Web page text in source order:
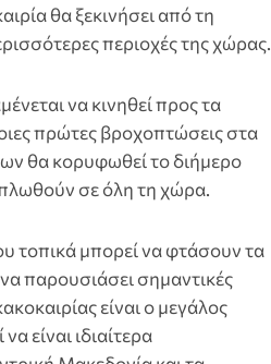
θα ξεκινήσει από τη
περιοχές της χώρας.
να κινηθεί προς τα
πρώτες βροχοπτώσεις στα
θα κορυφωθεί το διήμερο
σε όλη τη χώρα.
τοπικά μπορεί να φτάσουν τα
παρουσιάσει σημαντικές
είναι ο μεγάλος
είναι ιδιαίτερα